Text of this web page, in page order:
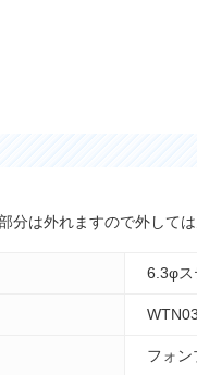
分は外れますので外して
6.3φス
フォン